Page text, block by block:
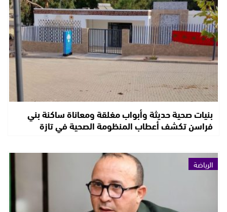
بنيات صحية حديثة وأبواب مغلقة ومعاناة ساكنة بني
فراسن تكشف أعطاب المنظومة الصحية في تازة
الرياضة